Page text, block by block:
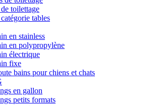
toilettage
tables
en stainless
en polypropylène
électrique
fixe
bains pour chiens et chats
en gallon
petits formats